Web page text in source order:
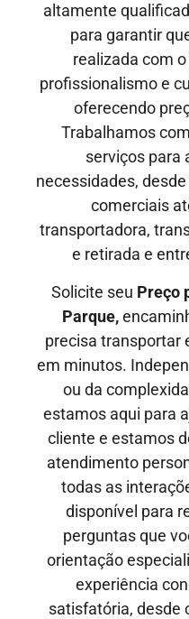
altamente
para garantir
realizada com
profissionalismo e
oferecendo
Trabalhamos
serviços para
necessidades,
comerciais
transportadora,
e retirada e
Solicite seu Preço
Parque,
precisa transportar
em minutos.
ou da
estamos aqui para
cliente e estamos
atendimento
todas as
disponível para
perguntas que
orientação
experiência
satisfatória, desde